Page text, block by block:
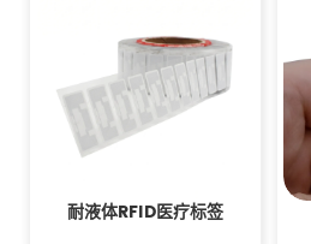
耐液体RFID医疗标签